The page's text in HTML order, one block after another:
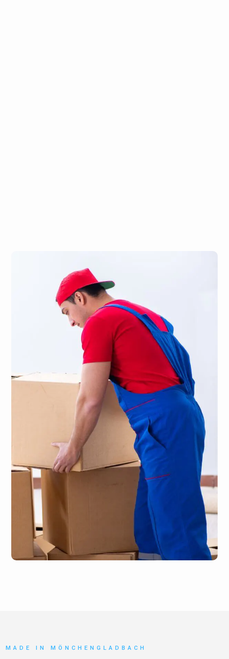
MADE IN MÖNCHENGLADBACH